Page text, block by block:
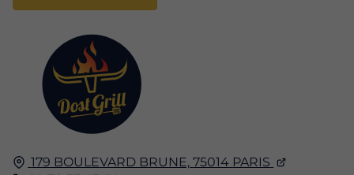
179 BOULEVARD BRUNE, 75014 PARIS